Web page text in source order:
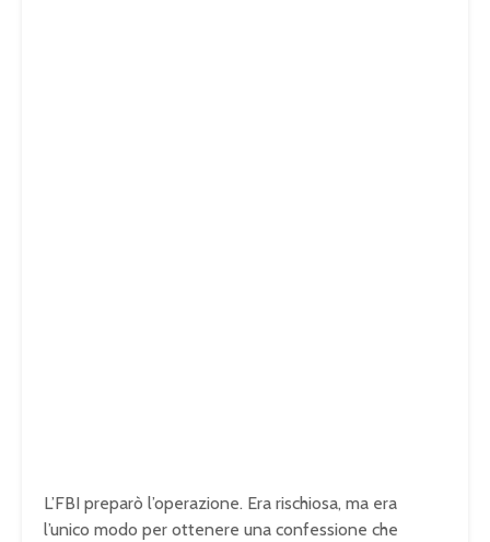
L’FBI preparò l’operazione. Era rischiosa, ma era
l’unico modo per ottenere una confessione che